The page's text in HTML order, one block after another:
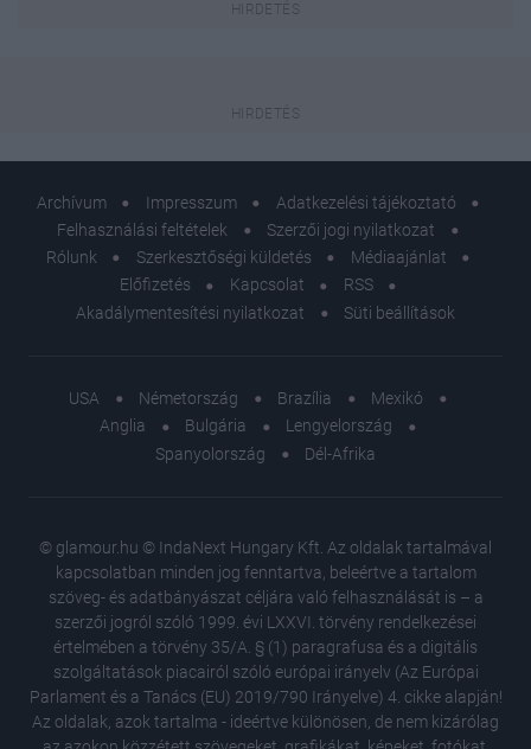
Archívum Impresszum
Adatkezelési tájékoztató
Felhasználási feltételek
Szerzői jogi nyilatkozat
Rólunk
Szerkesztőségi küldetés
Médiaajánlat
Előfizetés
Kapcsolat
RSS
Akadálymentesítési nyilatkozat
Süti beállítások
USA Németország Brazília
Mexikó
Anglia
Bulgária
Lengyelország
Spanyolország
Dél-Afrika
© glamour.hu © IndaNext Hungary Kft. Az oldalak tartalmával
kapcsolatban minden jog fenntartva, beleértve a tartalom
szöveg- és adatbányászat céljára való felhasználását is – a
szerzői jogról szóló 1999. évi LXXVI. törvény rendelkezései
értelmében a törvény 35/A. § (1) paragrafusa és a digitális
szolgáltatások piacairól szóló európai irányelv (Az Európai
Parlament és a Tanács (EU) 2019/790 Irányelve) 4. cikke alapján!
Az oldalak, azok tartalma - ideértve különösen, de nem kizárólag